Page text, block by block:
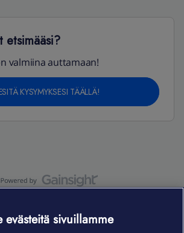
etsimääsi?
valmiina auttamaan!
KYSYMYKSESI TÄÄLLÄ!
evästeitä sivuillamme